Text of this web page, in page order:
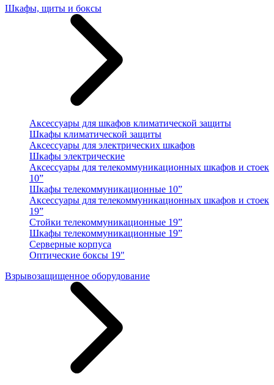
Шкафы, щиты и боксы
Аксессуары для шкафов климатической защиты
Шкафы климатической защиты
Аксессуары для электрических шкафов
Шкафы электрические
Аксессуары для телекоммуникационных шкафов и стоек
10”
Шкафы телекоммуникационные 10”
Аксессуары для телекоммуникационных шкафов и стоек
19”
Стойки телекоммуникационные 19”
Шкафы телекоммуникационные 19”
Серверные корпуса
Оптические боксы 19"
Взрывозащищенное оборудование